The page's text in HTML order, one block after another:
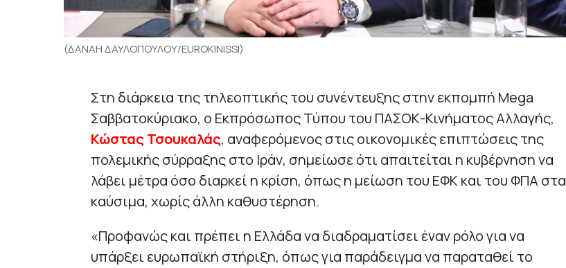
(ΔΑΝΑΗ ΔΑΥΛΟΠΟΥΛΟΥ/EUROKINISSI)
Στη διάρκεια της τηλεοπτικής του συνέντευξης στην εκπομπή Mega
Σαββατοκύριακο, ο Εκπρόσωπος Τύπου του ΠΑΣΟΚ-Κινήματος Αλλαγής,
Κώστας Τσουκαλάς, αναφερόμενος στις οικονομικές επιπτώσεις της
πολεμικής σύρραξης στο Ιράν, σημείωσε ότι απαιτείται η κυβέρνηση να
λάβει μέτρα όσο διαρκεί η κρίση, όπως η μείωση του ΕΦΚ και του ΦΠΑ στα
καύσιμα, χωρίς άλλη καθυστέρηση.
«Προφανώς και πρέπει η Ελλάδα να διαδραματίσει έναν ρόλο για να
υπάρξει ευρωπαϊκή στήριξη, όπως για παράδειγμα να παραταθεί το